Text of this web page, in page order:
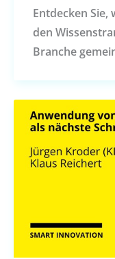
Entdecken Sie,
den
Branche